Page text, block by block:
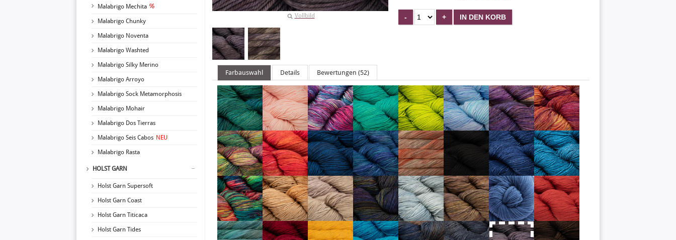
Malabrigo Mechita
Malabrigo Chunky
Malabrigo Noventa
Malabrigo Washted
Malabrigo Silky Merino
Malabrigo Arroyo
Malabrigo Sock Metamorphosis
Malabrigo Mohair
Malabrigo Dos Tierras
Malabrigo Seis Cabos NEU
Malabrigo Rasta
HOLST GARN
Holst Garn Supersoft
Holst Garn Coast
Holst Garn Titicaca
Holst Garn Tides
Vollbild
Farbauswahl Details Bewertungen (52)